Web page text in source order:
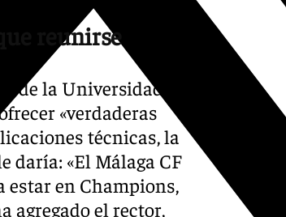
reunirse
de la Universidad de
«verdaderas
técnicas, la
daría: «El Málaga CF
estar en Champions,
agregado el rector,